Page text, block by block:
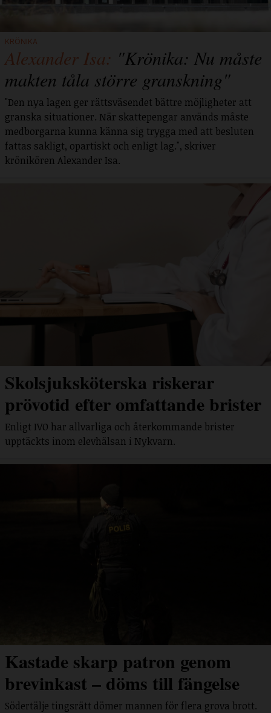
KRÖNIKA
Alexander Isa: "Krönika: Nu måste
makten tåla större granskning"
"Den nya lagen ger rättsväsendet bättre möjligheter att
granska situationer. När skattepengar används måste
medborgarna kunna känna sig trygga med att besluten
fattas sakligt, opartiskt och enligt lag.", skriver
krönikören Alexander Isa.
Skolsjuksköterska riskerar
prövotid efter omfattande brister
Enligt IVO har allvarliga och återkommande brister
upptäckts inom elevhälsan i Nykvarn.
Kastade skarp patron genom
brevinkast – döms till fängelse
Södertälje tingsrätt dömer mannen för flera grova brott.